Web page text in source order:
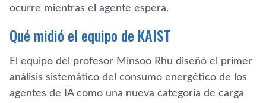
ocurre mientras el agente espera.
Qué midió el equipo de KAIST
El equipo del profesor Minsoo Rhu diseñó el primer
análisis sistemático del consumo energético de los
agentes de IA como una nueva categoría de carga